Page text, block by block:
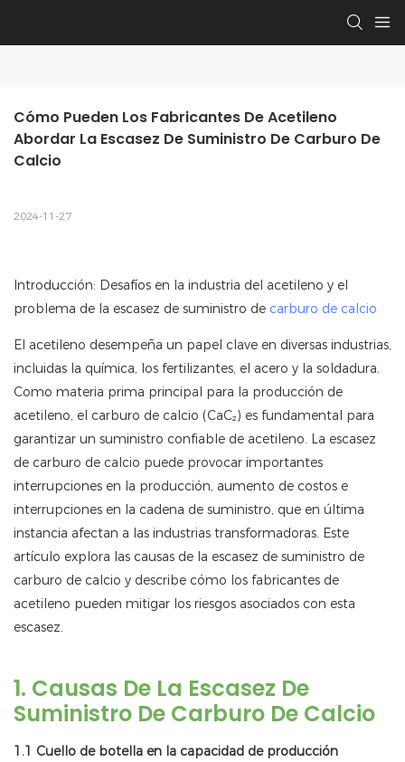
Cómo Pueden Los Fabricantes De Acetileno
Abordar La Escasez De Suministro De Carburo De
Calcio
2024-11-27
Introducción: Desafíos en la industria del acetileno y el
problema de la escasez de suministro de carburo de calcio
El acetileno desempeña un papel clave en diversas industrias,
incluidas la química, los fertilizantes, el acero y la soldadura.
Como materia prima principal para la producción de
acetileno, el carburo de calcio (CaC₂) es fundamental para
garantizar un suministro confiable de acetileno. La escasez
de carburo de calcio puede provocar importantes
interrupciones en la producción, aumento de costos e
interrupciones en la cadena de suministro, que en última
instancia afectan a las industrias transformadoras. Este
artículo explora las causas de la escasez de suministro de
carburo de calcio y describe cómo los fabricantes de
acetileno pueden mitigar los riesgos asociados con esta
escasez.
1. Causas De La Escasez De
Suministro De Carburo De Calcio
1.1 Cuello de botella en la capacidad de producción